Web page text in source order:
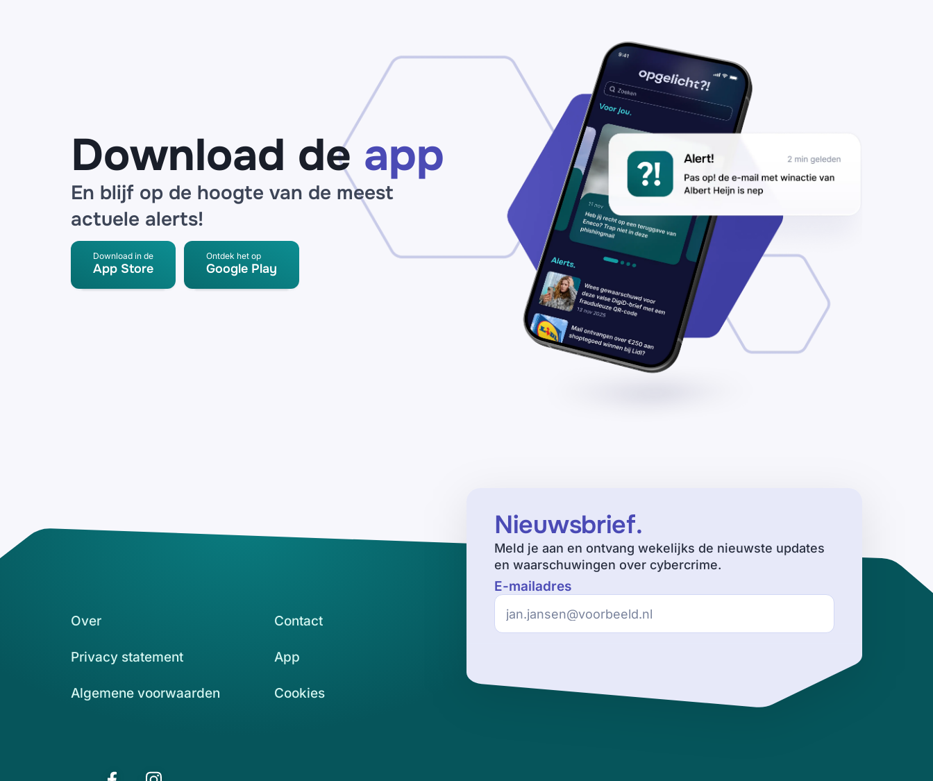
betaal
boete
van
€214
binnen
24
winnen?
Trap niet in
deze valse
winactie
Download de app
En blijf op de hoogte van de meest
actuele alerts!
Download in de
App Store
Ontdek het op
Google Play
Nieuwsbrief.
Meld je aan en ontvang wekelijks de nieuwste updates
en waarschuwingen over cybercrime.
E-mailadres
Over Contact
Privacy statement App
Algemene voorwaarden Cookies